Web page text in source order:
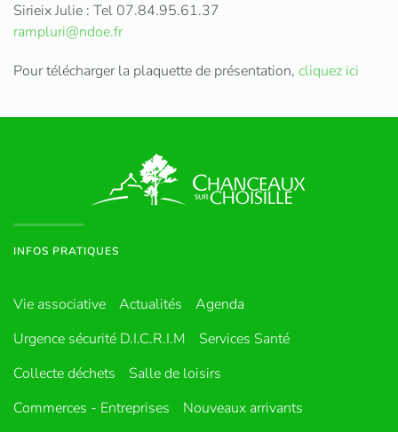
Sirieix Julie : Tel 07.84.95.61.37
rampluri@ndoe.fr
Pour télécharger la plaquette de présentation, cliquez ici
INFOS PRATIQUES
Vie associative Actualités
Agenda
Urgence sécurité D.I.C.R.I.M
Services Santé
Collecte déchets
Salle de loisirs
Commerces - Entreprises
Nouveaux arrivants